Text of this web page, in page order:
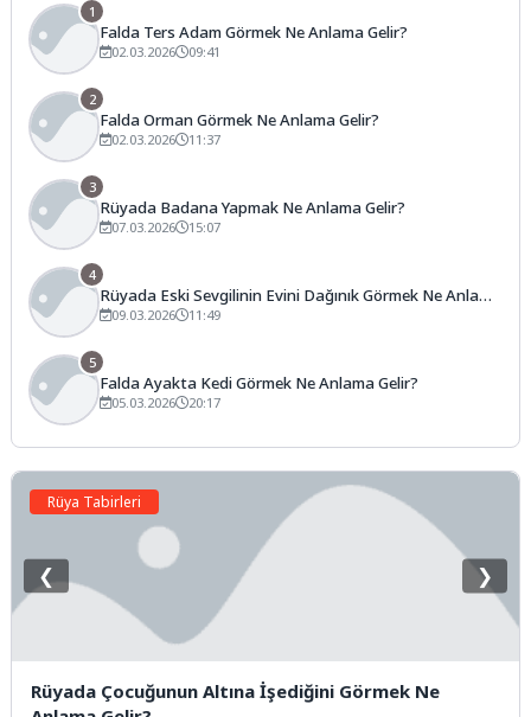
1
Falda Ters Adam Görmek Ne Anlama Gelir?
02.03.2026 09:41
2
Falda Orman Görmek Ne Anlama Gelir?
02.03.2026 11:37
3
Rüyada Badana Yapmak Ne Anlama Gelir?
07.03.2026 15:07
4
Rüyada Eski Sevgilinin Evini Dağınık Görmek Ne Anlama
Gelir?
09.03.2026 11:49
5
Falda Ayakta Kedi Görmek Ne Anlama Gelir?
05.03.2026 20:17
Rüya Tabirleri
Rüyada Çocuğunun Altına İşediğini Görmek Ne
❮ ❯